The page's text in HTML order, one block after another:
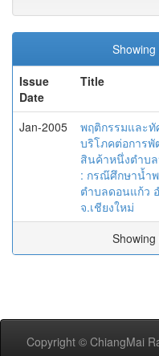
Issue
Date
Title
Jan-2005
พฤติกรรมและ
บริโภคต่อการ
สินค้าหนึ่งตำบ
: กรณ๊ศึกษาน้ำ
ตำบลดอนแก้ว
จ.เชียงใหม่
Copyright © ChiangMai